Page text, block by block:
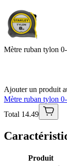
Mètre ruban tylon
Ajouter un produit
Mètre ruban tylon
Total 14.49
Produit